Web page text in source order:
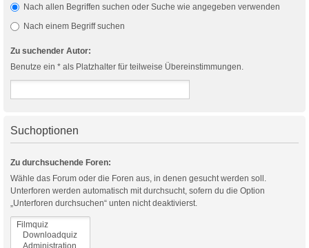
Nach allen Begriffen suchen oder Suche wie angegeben verwenden
Nach einem Begriff suchen
Zu suchender Autor:
Benutze ein * als Platzhalter für teilweise Übereinstimmungen.
Suchoptionen
Zu durchsuchende Foren:
Wähle das Forum oder die Foren aus, in denen gesucht werden soll.
Unterforen werden automatisch mit durchsucht, sofern du die Option
„Unterforen durchsuchen“ unten nicht deaktivierst.